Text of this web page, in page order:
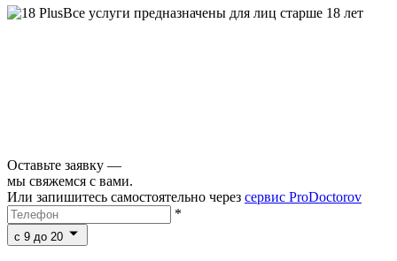
Все услуги предназначены для лиц старше 18 лет
Оставьте заявку —
мы свяжемся с вами.
Или запишитесь самостоятельно через сервис ProDoctorov
*
c 9 до 20